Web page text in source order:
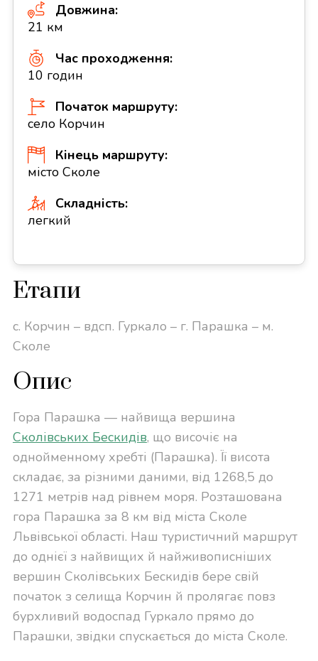
Довжина:
21 км
Час проходження:
10 годин
Початок маршруту:
село Корчин
Кінець маршруту:
місто Сколе
Складність:
легкий
Етапи
c. Корчин – вдсп. Гуркало – г. Парашка – м.
Сколе
Опис
Гора Парашка — найвища вершина
Сколівських Бескидів, що височіє на
однойменному хребті (Парашка). Її висота
складає, за різними даними, від 1268,5 до
1271 метрів над рівнем моря. Розташована
гора Парашка за 8 км від міста Сколе
Львівської області. Наш туристичний маршрут
до однієї з найвищих й найживописніших
вершин Сколівських Бескидів бере свій
початок з селища Корчин й пролягає повз
бурхливий водоспад Гуркало прямо до
Парашки, звідки спускається до міста Сколе.